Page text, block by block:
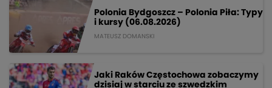
Polonia Bydgoszcz – Polonia Piła: Typy
i kursy (06.08.2026)
MATEUSZ DOMANSKI
Jaki Raków Częstochowa zobaczymy
dzisiaj w starciu ze szwedzkim